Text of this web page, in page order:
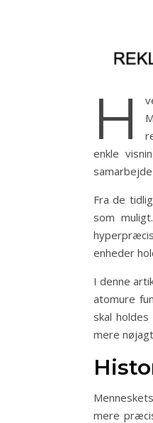
H
enkle
Fra de
som
enheder
I denne
atomure
skal
mere
mere